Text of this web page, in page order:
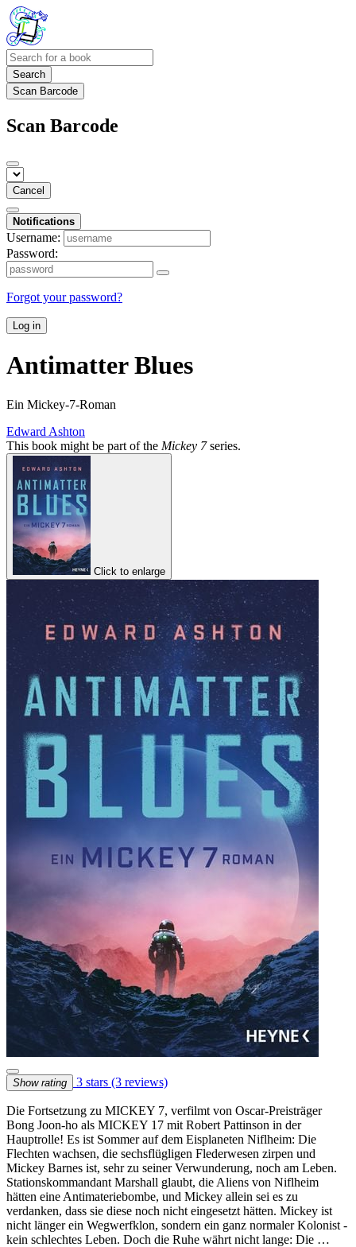
Search
Scan Barcode
Scan Barcode
Cancel
Notifications
Username:
Password:
Forgot your password?
Log in
Antimatter Blues
Ein Mickey-7-Roman
Edward Ashton
This book might be part of the Mickey 7series.
Click to enlarge
Show rating 3 stars (3 reviews)
Die Fortsetzung zu MICKEY 7, verfilmt von Oscar-Preisträger
Bong Joon-ho als MICKEY 17 mit Robert Pattinson in der
Hauptrolle! Es ist Sommer auf dem Eisplaneten Niflheim: Die
Flechten wachsen, die sechsflügligen Flederwesen zirpen und
Mickey Barnes ist, sehr zu seiner Verwunderung, noch am Leben.
Stationskommandant Marshall glaubt, die Aliens von Niflheim
hätten eine Antimateriebombe, und Mickey allein sei es zu
verdanken, dass sie diese noch nicht eingesetzt hätten. Mickey ist
nicht länger ein Wegwerfklon, sondern ein ganz normaler Kolonist -
kein schlechtes Leben. Doch die Ruhe währt nicht lange: Die …